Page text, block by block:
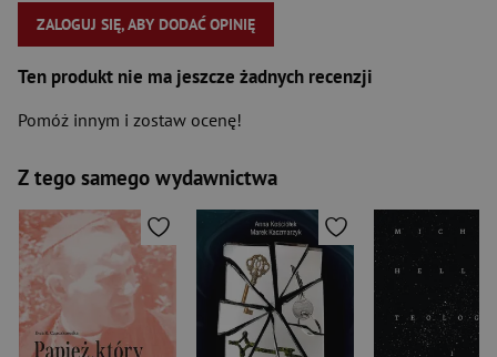
ZALOGUJ SIĘ, ABY DODAĆ OPINIĘ
Ten produkt nie ma jeszcze żadnych recenzji
Pomóż innym i zostaw ocenę!
Z tego samego wydawnictwa